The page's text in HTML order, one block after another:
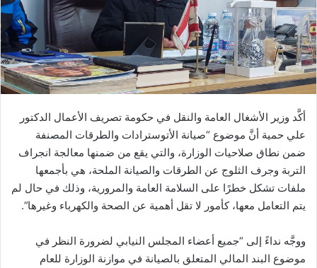
أكَّد وزير الأشغال العامة والنقل في حكومة تصريف الأعمال الدكتور
علي حمية أنَّ موضوع “صيانة الأتوسترادات والطرقات المصنفة
ضمن نطاق صلاحيات الوزارة، والتي يقع من ضمنها معالجة انجراف
التربة وجرف الثلوج عن الطرقات والصيانة الملحة، هي بأجمعها
ملفات تشكل خطرًا على السلامة العامة والمرورية، وذلك في حال لم
يتم التعامل معها، كأمور لا تقل أهمية عن الصحة والكهرباء وغيرها”.
ووجَّه نداءً إلى “جميع أعضاء المجلس النيابي لضرورة النظر في
موضوع البند المالي المتعلق بالصيانة في موازنة الوزارة للعام